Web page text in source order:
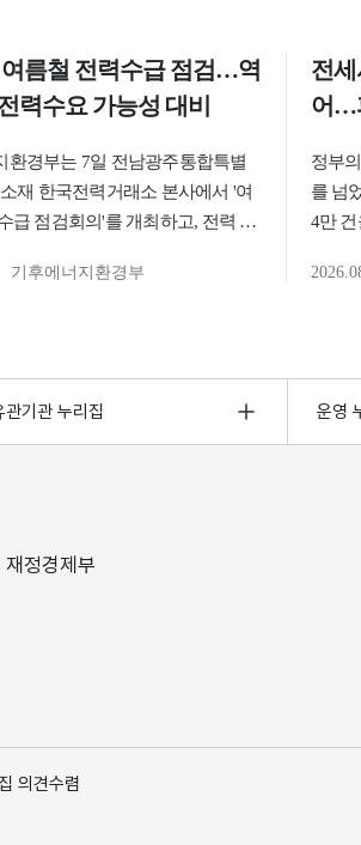
관기관 누리집 운영
정경제부
의견수렴